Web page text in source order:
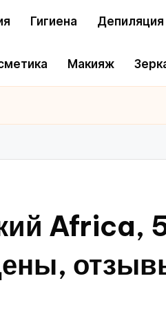
Гигиена Депиляция
Макияж
Africa,